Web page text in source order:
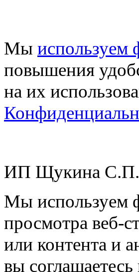
Мы используем
повышения
на их
ИП Щукина С.П.
Мы используем
просмотра веб-
или контента и
вы